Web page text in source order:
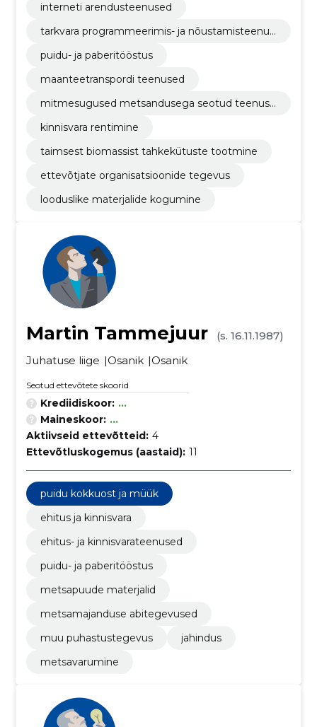
interneti arendusteenused
tarkvara programmeerimis- ja nõustamisteenus
puidu- ja paberitööstus
maanteetranspordi teenused
mitmesugused metsandusega seotud teenuse
kinnisvara rentimine
taimsest biomassist tahkekütuste tootmine
ettevõtjate organisatsioonide tegevus
looduslike materjalide kogumine
Martin Tammejuur
(s. 16.11.1987)
Juhatuse liige
Osanik Osanik
Seotud ettevõtete skoorid
Krediidiskoor: ...
Maineskoor: ...
Aktiivseid ettevõtteid: 4
Ettevõtluskogemus (aastaid): 11
puidu kokkuost ja müük
ehitus ja kinnisvara
ehitus- ja kinnisvarateenused
puidu- ja paberitööstus
metsapuude materjalid
metsamajanduse abitegevused
muu puhastustegevus
jahindus
metsavarumine